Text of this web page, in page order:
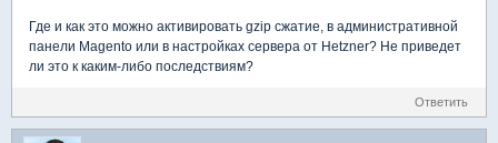
Где и как это можно активировать gzip сжатие, в административной
панели Magento или в настройках сервера от Hetzner? Не приведет
ли это к каким-либо последствиям?
Ответить